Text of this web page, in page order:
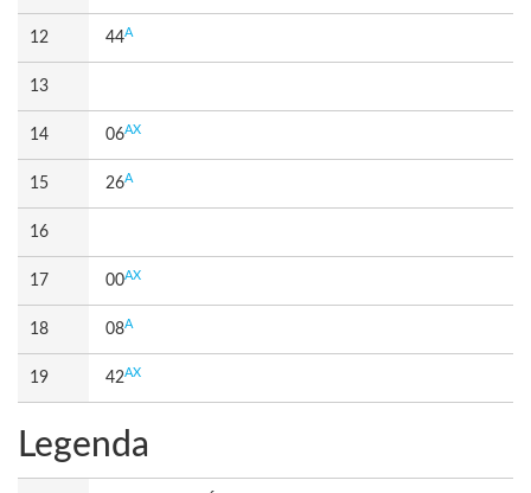
12 44A
13
14 06AX
15 26A
16
17 00AX
18 08A
19 42AX
Legenda